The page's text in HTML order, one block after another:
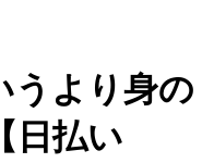
うより身の
日払い